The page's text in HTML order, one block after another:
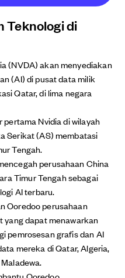
Teknologi di
(NVDA) akan menyediakan
(AI) di pusat data milik
Qatar, di lima negara
pertama Nvidia di wilayah
Serikat (AS) membatasi
Tengah.
perusahaan China
Timur Tengah sebagai
AI terbaru.
Ooredoo perusahaan
yang dapat menawarkan
pemrosesan grafis dan AI
mereka di Qatar, Algeria,